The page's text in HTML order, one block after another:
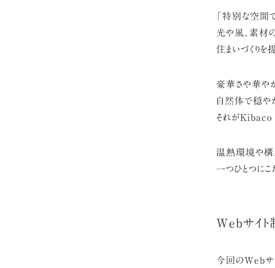
「特別な空間
光や風、素材
住まいづくりを
豪華さや華や
自然体で穏や
それがKibaco
温熱環境や構
一つひとつにこ
Webサイ
今回のWebサ